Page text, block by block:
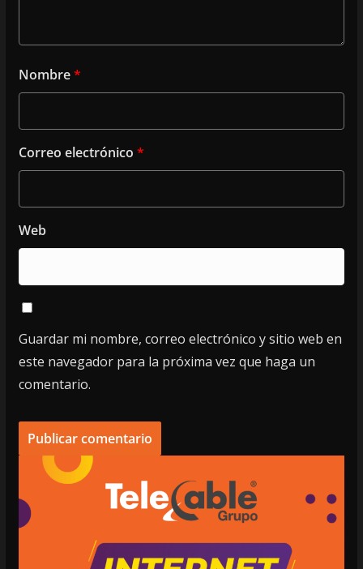
Nombre*
Correo electrónico *
Web
Guardar mi nombre, correo electrónico y sitio web en
este navegador para la próxima vez que haga un
comentario.